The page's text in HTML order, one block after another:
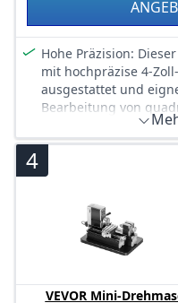
Hohe Präzision:
mit hochpräzise 4-
ausgestattet und
Bearbeitung von
Objekten.
hohe Genauigkeit
Große Arbeitskapazität:
von 550 W und ist
kleinen bis mittleren
Schwenkwinkel über
von 13,78 Zoll / 350
Projekte mit der
4
VEVOR Mini-